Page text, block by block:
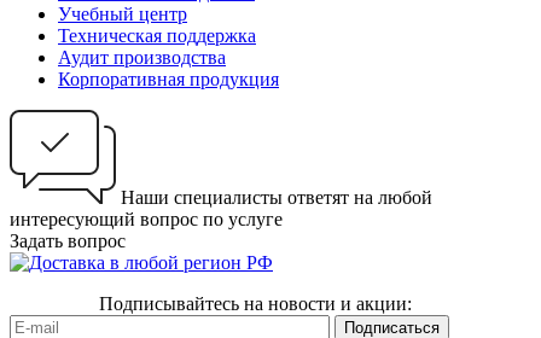
Учебный центр
Техническая поддержка
Аудит производства
Корпоративная продукция
Наши специалисты ответят на любой
интересующий вопрос по услуге
Задать вопрос
Подписывайтесь на новости и акции: